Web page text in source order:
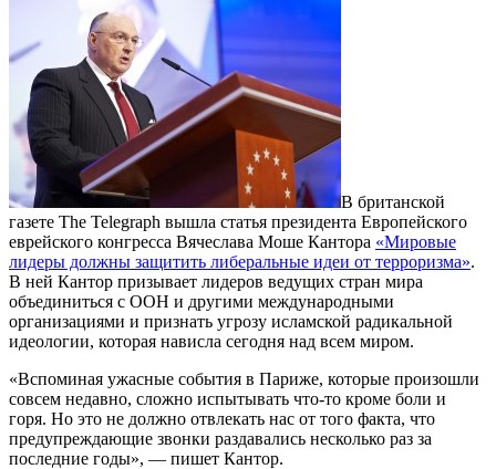
В британской
газете The Telegraph вышла статья президента Европейского
еврейского конгресса Вячеслава Моше Кантора «Мировые
лидеры должны защитить либеральные идеи от терроризма».
В ней Кантор призывает лидеров ведущих стран мира
объединиться с ООН и другими международными
организациями и признать угрозу исламской радикальной
идеологии, которая нависла сегодня над всем миром.
«Вспоминая ужасные события в Париже, которые произошли
совсем недавно, сложно испытывать что-то кроме боли и
горя. Но это не должно отвлекать нас от того факта, что
предупреждающие звонки раздавались несколько раз за
последние годы», — пишет Кантор.